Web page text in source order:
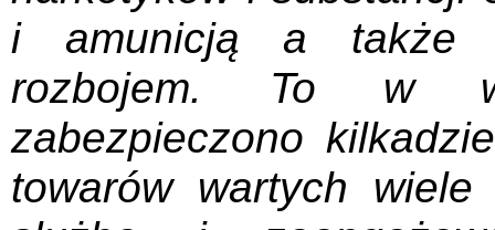
i amunicją a także
rozbojem. To w
zabezpieczono
towarów wartych wiele